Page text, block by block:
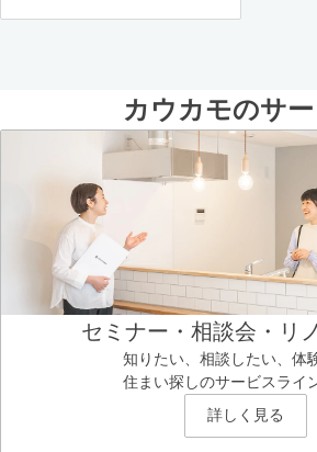
カウカモのサ
セミナー・相談会・リ
知りたい、相談したい、体
住まい探しのサービスライ
詳しく見る